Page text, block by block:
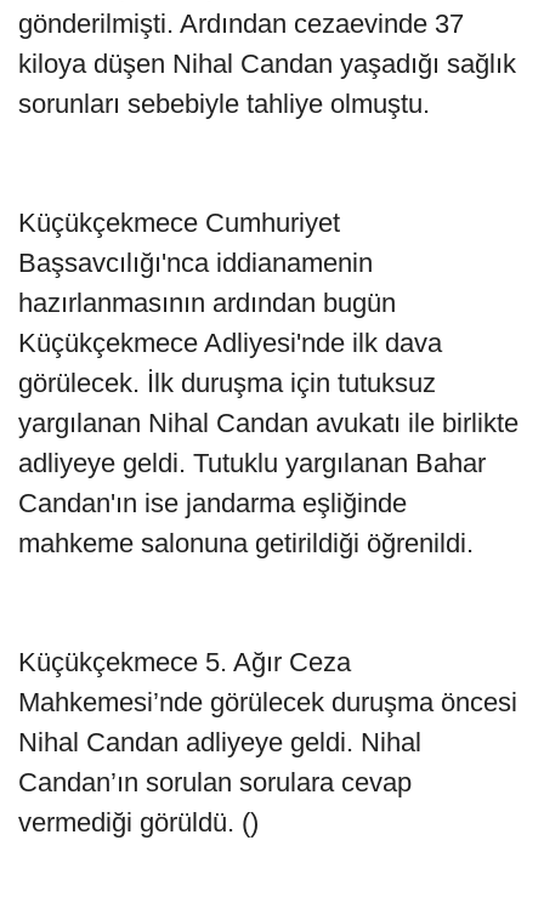
gönderilmişti. Ardından cezaevinde 37
kiloya düşen Nihal Candan yaşadığı sağlık
sorunları sebebiyle tahliye olmuştu.
Küçükçekmece Cumhuriyet
Başsavcılığı'nca iddianamenin
hazırlanmasının ardından bugün
Küçükçekmece Adliyesi'nde ilk dava
görülecek. İlk duruşma için tutuksuz
yargılanan Nihal Candan avukatı ile birlikte
adliyeye geldi. Tutuklu yargılanan Bahar
Candan'ın ise jandarma eşliğinde
mahkeme salonuna getirildiği öğrenildi.
Küçükçekmece 5. Ağır Ceza
Mahkemesi’nde görülecek duruşma öncesi
Nihal Candan adliyeye geldi. Nihal
Candan’ın sorulan sorulara cevap
vermediği görüldü. ()